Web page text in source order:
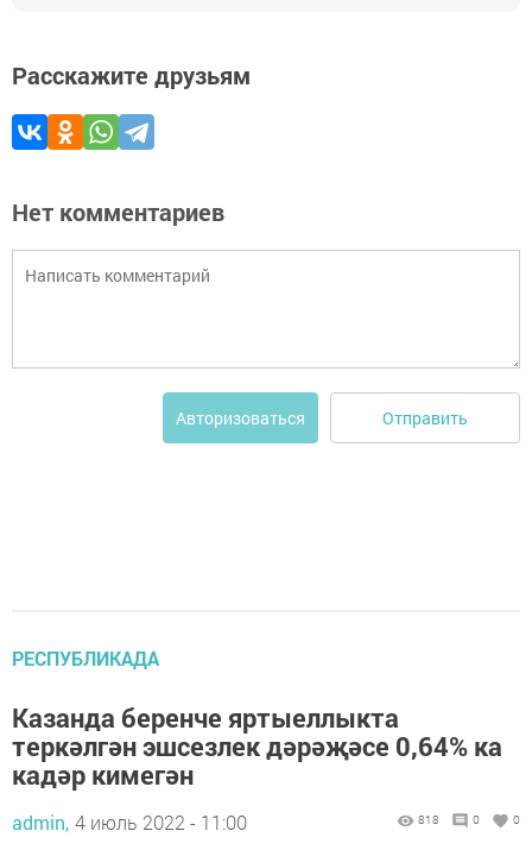
Расскажите друзьям
Нет комментариев
Авторизоваться Отправить
РЕСПУБЛИКАДА
Казанда беренче яртыеллыкта
теркәлгән эшсезлек дәрәҗәсе 0,64% ка
кадәр кимегән
admin, 4 июль 2022 - 11:00 818 0 0